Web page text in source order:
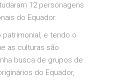
12 personagens
do Equador.
e tendo o
as culturas são
busca de grupos de
do Equador,